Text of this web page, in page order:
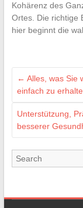
Kohärenz des
Ortes. Die richtige
hier beginnt die
← Alles, was Sie
einfach zu
Unterstützung,
besserer